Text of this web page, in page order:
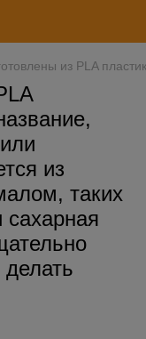
из PLA
из
таких
сахарная